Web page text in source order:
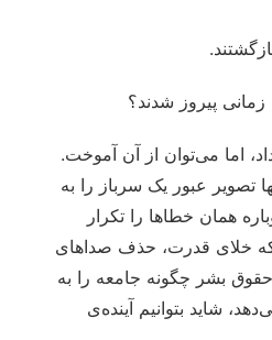
پیروز شدند؟
اما می‌توان از آن آموخت.
تصویر عبور یک سرباز را به
همان خطاها را تکرار
که خلای قدرت، حذف صداهای
بشر چگونه جامعه را به
شاید بتوانیم آینده‌ی